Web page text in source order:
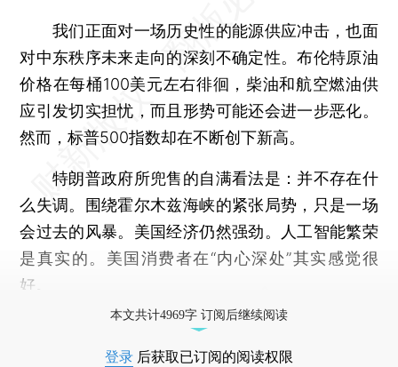
我们正面对一场历史性的能源供应冲击，也面
对中东秩序未来走向的深刻不确定性。布伦特原油
价格在每桶100美元左右徘徊，柴油和航空燃油供
应引发切实担忧，而且形势可能还会进一步恶化。
然而，标普500指数却在不断创下新高。
特朗普政府所兜售的自满看法是：并不存在什
么失调。围绕霍尔木兹海峡的紧张局势，只是一场
会过去的风暴。美国经济仍然强劲。人工智能繁荣
是真实的。美国消费者在“内心深处”其实感觉很
好。
本文共计4969字 订阅后继续阅读
登录 后获取已订阅的阅读权限